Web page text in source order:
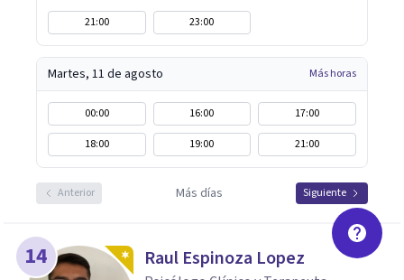
21:00 23:00
Martes, 11 de agosto Más horas
00:00 16:00
17:00
18:00
19:00 21:00
Anterior Más días Siguiente
14 Raul Espinoza Lopez